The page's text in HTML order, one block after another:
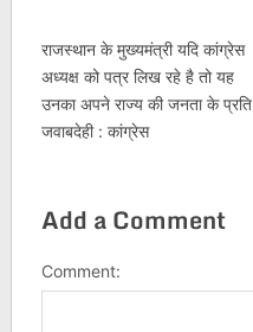
राजस्थान के मुख्यमंत्री यदि कांग्रेस
अध्यक्ष को पत्र लिख रहे है तो यह
उनका अपने राज्य की जनता के प्रति
जवाबदेही : कांग्रेस
Add a Comment
Comment: